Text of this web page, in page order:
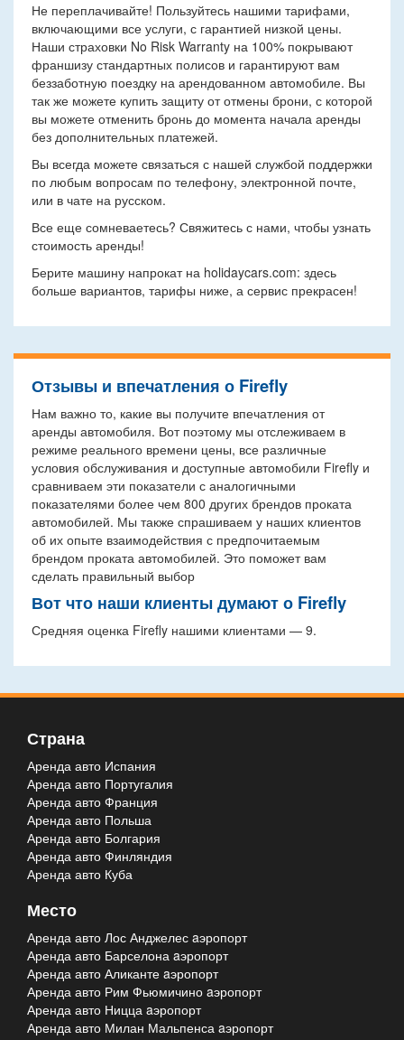
Не переплачивайте! Пользуйтесь нашими тарифами,
включающими все услуги, с гарантией низкой цены.
Наши страховки No Risk Warranty на 100% покрывают
франшизу стандартных полисов и гарантируют вам
беззаботную поездку на арендованном автомобиле. Вы
так же можете купить защиту от отмены брони, с которой
вы можете отменить бронь до момента начала аренды
без дополнительных платежей.
Вы всегда можете связаться с нашей службой поддержки
по любым вопросам по телефону, электронной почте,
или в чате на русском.
Все еще сомневаетесь? Свяжитесь с нами, чтобы узнать
стоимость аренды!
Берите машину напрокат на holidaycars.com: здесь
больше вариантов, тарифы ниже, а сервис прекрасен!
Отзывы и впечатления о Firefly
Нам важно то, какие вы получите впечатления от
аренды автомобиля. Вот поэтому мы отслеживаем в
режиме реального времени цены, все различные
условия обслуживания и доступные автомобили Firefly и
сравниваем эти показатели с аналогичными
показателями более чем 800 других брендов проката
автомобилей. Мы также спрашиваем у наших клиентов
об их опыте взаимодействия с предпочитаемым
брендом проката автомобилей. Это поможет вам
сделать правильный выбор
Вот что наши клиенты думают о Firefly
Средняя оценка Firefly нашими клиентами — 9.
Страна
Аренда авто Испания
Аренда авто Португалия
Аренда авто Франция
Аренда авто Польша
Аренда авто Болгария
Аренда авто Финляндия
Аренда авто Куба
Место
Аренда авто Лос Анджелес aэропорт
Аренда авто Барселона aэропорт
Аренда авто Аликанте aэропорт
Аренда авто Рим Фьюмичино aэропорт
Аренда авто Ницца aэропорт
Аренда авто Милан Мальпенса aэропорт